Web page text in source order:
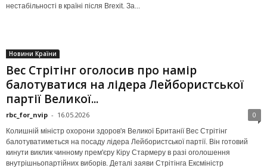
нестабільності в країні після Brexit. За...
Новини Країни
Вес Стрітінг оголосив про намір
балотуватися на лідера Лейбористської
партії Великої...
rbc_for_nvip - 16.05.2026 0
Колишній міністр охорони здоров'я Великої Британії Вес Стрітінг
балотуватиметься на посаду лідера Лейбористської партії. Він готовий
кинути виклик чинному прем'єру Кіру Стармеру в разі оголошення
внутрішньопартійних виборів. Деталі заяви Стрітінга Ексміністр